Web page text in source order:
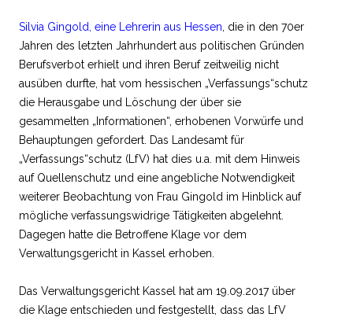
Silvia Gingold, eine Lehrerin aus Hessen , die in den 70er
Jahren des letzten Jahrhundert aus politischen Gründen
Berufsverbot erhielt und ihren Beruf zeitweilig nicht
ausüben durfte, hat vom hessischen „Verfassungs“schutz
die Herausgabe und Löschung der über sie
gesammelten „Informationen“, erhobenen Vorwürfe und
Behauptungen gefordert. Das Landesamt für
„Verfassungs“schutz (LfV) hat dies u.a. mit dem Hinweis
auf Quellenschutz und eine angebliche Notwendigkeit
weiterer Beobachtung von Frau Gingold im Hinblick auf
mögliche verfassungswidrige Tätigkeiten abgelehnt.
Dagegen hatte die Betroffene Klage vor dem
Verwaltungsgericht in Kassel erhoben.
Das Verwaltungsgericht Kassel hat am 19.09.2017 über
die Klage entschieden und festgestellt, dass das LfV